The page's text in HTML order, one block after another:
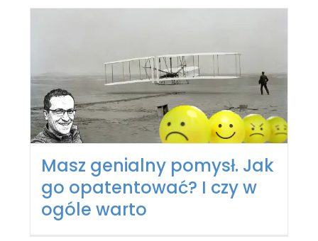
Masz genialny pomysł. Jak
go opatentować? I czy w
ogóle warto